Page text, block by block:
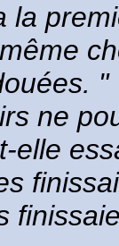
la
"
ne
elle